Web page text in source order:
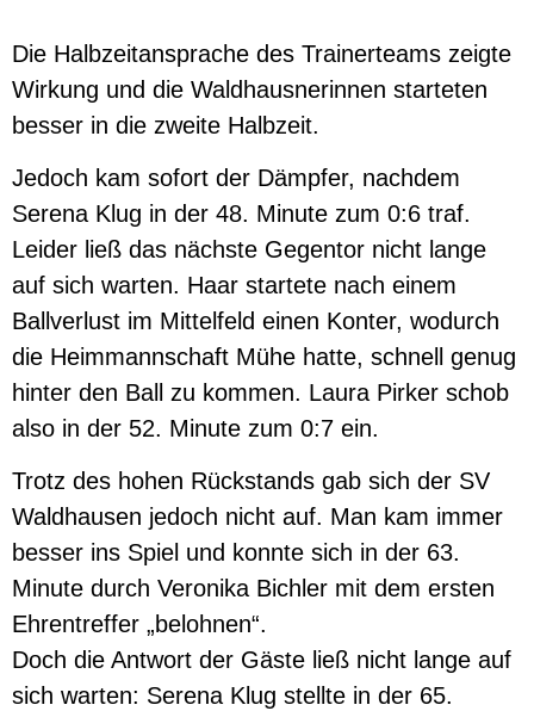
Die Halbzeitansprache des Trainerteams zeigte
Wirkung und die Waldhausnerinnen starteten
besser in die zweite Halbzeit.
Jedoch kam sofort der Dämpfer, nachdem
Serena Klug in der 48. Minute zum 0:6 traf.
Leider ließ das nächste Gegentor nicht lange
auf sich warten. Haar startete nach einem
Ballverlust im Mittelfeld einen Konter, wodurch
die Heimmannschaft Mühe hatte, schnell genug
hinter den Ball zu kommen. Laura Pirker schob
also in der 52. Minute zum 0:7 ein.
Trotz des hohen Rückstands gab sich der SV
Waldhausen jedoch nicht auf. Man kam immer
besser ins Spiel und konnte sich in der 63.
Minute durch Veronika Bichler mit dem ersten
Ehrentreffer „belohnen“.
Doch die Antwort der Gäste ließ nicht lange auf
sich warten: Serena Klug stellte in der 65.